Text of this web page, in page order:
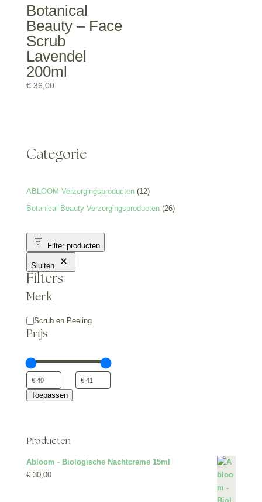
Botanical
Beauty – Face
Scrub
Lavendel
200ml
€36,00
Categorie
ABLOOM Verzorgingsproducten 1212
producten
Botanical Beauty Verzorgingsproducten 2626
Filter producten
Sluiten
Filters
Merk
Type
Product
Scrub en Peeling
Prijs
Toepassen
Producten
Abloom - Biologische Nachtcreme 15ml
€30,00